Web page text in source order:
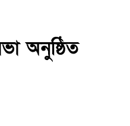
অনুষ্ঠিত